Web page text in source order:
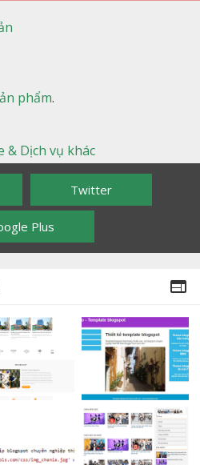
phẩm.
& Dịch vụ khác
Twitter
Plus
